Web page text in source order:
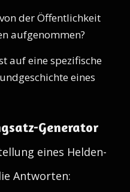
der Öffentlichkeit
aufgenommen?
auf eine spezifische
eines
Generator
eines Helden-
Antworten: